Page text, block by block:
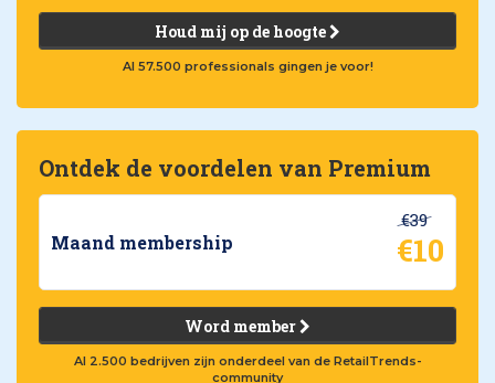
Houd mij op de hoogte
Al 57.500 professionals gingen je voor!
Ontdek de voordelen van Premium
Maand membership
€39
€10
Word member
Al 2.500 bedrijven zijn onderdeel van de RetailTrends-
community